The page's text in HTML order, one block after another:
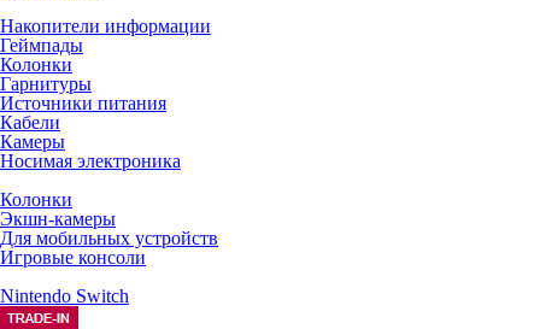
Накопители информации
Геймпады
Колонки
Гарнитуры
Источники питания
Кабели
Камеры
Носимая электроника
Колонки
Экшн-камеры
Для мобильных устройств
Игровые консоли
Nintendo Switch